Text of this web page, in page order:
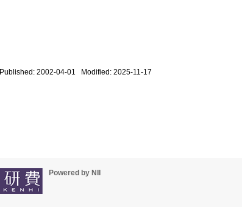
Published: 2002-04-01 Modified: 2025-11-17
Powered by NII